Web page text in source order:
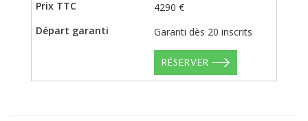
4290 €
Garanti dès 20 inscrits
RÉSERVER